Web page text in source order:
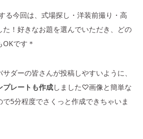
る今回は、式場探し・洋装前撮り・高
！好きなお題を選んでいただき、どの
です＊
ダーの皆さんが投稿しやすいように、
プレートも作成しました♡画像と簡単な
5分程度でさくっと作成できちゃいま